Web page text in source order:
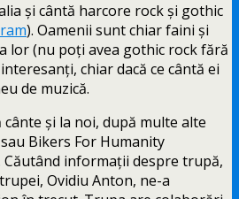
și cântă harcore rock și gothic
). Oamenii sunt chiar faini și
lor (nu poți avea gothic rock fără
chiar dacă ce cântă ei
de muzică.
și la noi, după multe alte
Bikers For Humanity
Căutând informații despre trupă,
Ovidiu Anton, ne-a